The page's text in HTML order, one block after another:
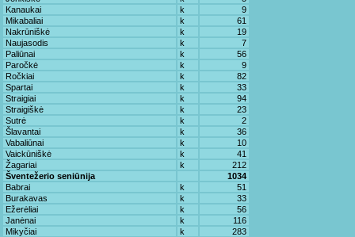
Kanaukai
k
9
Mikabaliai
k
61
Nakrūniškė
k
19
Naujasodis
k
7
Paliūnai
k
56
Paročkė
k
9
Ročkiai
k
82
Spartai
k
33
Straigiai
k
94
Straigiškė
k
23
Sutrė
k
2
Šlavantai
k
36
Vabaliūnai
k
10
Vaickūniškė
k
41
Žagariai
k
212
Šventežerio seniūnija
1034
Babrai
k
51
Burakavas
k
33
Ežerėliai
k
56
Janėnai
k
116
Mikyčiai
k
283